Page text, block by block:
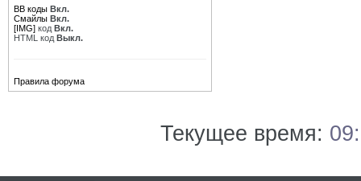
BB коды Вкл.
Смайлы Вкл.
[IMG] код Вкл.
HTML код Выкл.
Правила форума
Текущее время: